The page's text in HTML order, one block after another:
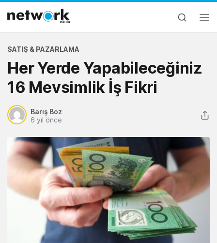
SATIŞ & PAZARLAMA
Her Yerde Yapabileceğiniz
16 Mevsimlik İş Fikri
Barış Boz
6 yıl önce